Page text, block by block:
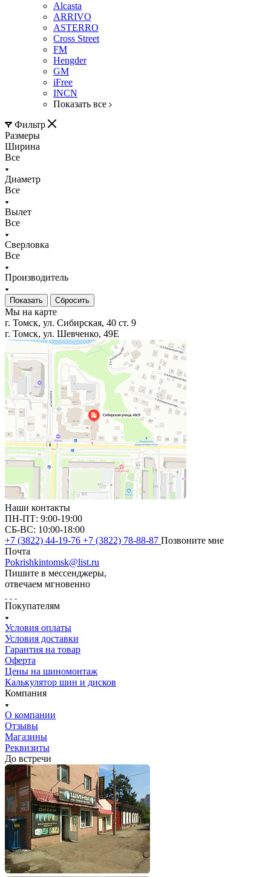
Alcasta
ARRIVO
ASTERRO
Cross Street
FM
Hengder
GM
iFree
INCN
Показать все
Фильтр
Размеры
Ширина
Все
Диаметр
Все
Вылет
Все
Сверловка
Все
Производитель
Сбросить
Мы на карте
г. Томск, ул. Сибирская, 40 ст. 9
г. Томск, ул. Шевченко, 49Е
Наши контакты
ПН-ПТ: 9:00-19:00
СБ-ВС: 10:00-18:00
+7 (3822) 44-19-76 +7 (3822) 78-88-87 Позвоните мне
Почта
Pokrishkintomsk@list.ru
Пишите в мессенджеры,
отвечаем мгновенно
Покупателям
Условия оплаты
Условия доставки
Гарантия на товар
Оферта
Цены на шиномонтаж
Калькулятор шин и дисков
Компания
О компании
Отзывы
Магазины
Реквизиты
До встречи